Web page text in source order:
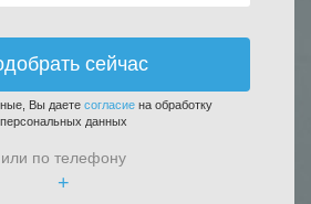
сейчас
Вы даете согласиена обработку
персональных данных
или по телефону
+